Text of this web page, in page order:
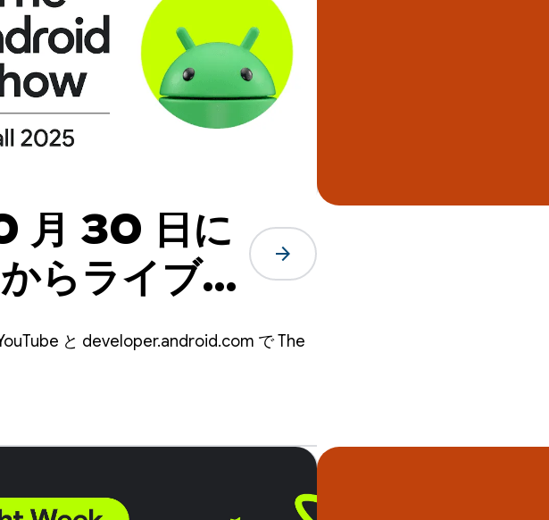
月 30 日に
ライブ配
Show の
さい
arrow_forward
と developer.android.com で The